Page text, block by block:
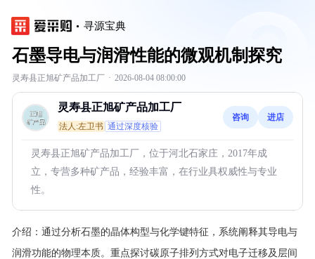
寻源宝典
石墨导电与润滑性能的微观机制探究
灵寿县正旭矿产品加工厂 · 2026-08-04 08:00:00
灵寿县正旭矿产品加工厂
法人:左卫书 通过深度核验
咨询 进店
灵寿县正旭矿产品加工厂，位于河北石家庄，2017年成
立，专营多种矿产品，经验丰富，在行业具权威性与专业
性。
介绍： 通过分析石墨的晶体构型与化学键特征，系统阐释其导电与
润滑功能的物理本质。重点探讨碳原子排列方式对电子迁移及层间